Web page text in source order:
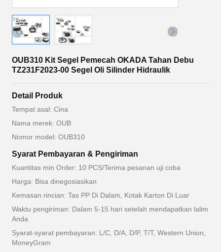
OUB310 Kit Segel Pemecah OKADA Tahan Debu
TZ231F2023-00 Segel Oli Silinder Hidraulik
Detail Produk
Tempat asal: Cina
Nama merek: OUB
Nomor model: OUB310
Syarat Pembayaran & Pengiriman
Kuantitas min Order: 10 PCS/Terima pesanan uji coba
Harga: Bisa dinegosiasikan
Kemasan rincian: Tas PP Di Dalam, Kotak Karton Di Luar
Waktu pengiriman: Dalam 5-15 hari setelah mendapatkan lalim
Anda
Syarat-syarat pembayaran: L/C, D/A, D/P, T/T, Western Union,
MoneyGram